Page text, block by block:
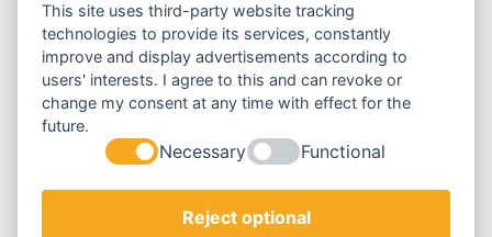
This site uses third-party website tracking
technologies to provide its services, constantly
improve and display advertisements according to
users' interests. I agree to this and can revoke or
change my consent at any time with effect for the
future.
Necessary Functional
Reject optional
BilRess Module
Jugend forscht
Reallabor
Lernspiele
Außerschulische
Ressourcenbildung
Berufliche Bildung
Projekte
BilRess-Projekt
LehrRess
RessKoRo
BilRess II
BilRess III